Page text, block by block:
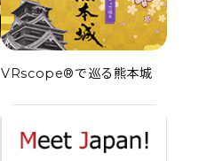
VRscope®で巡る熊本城